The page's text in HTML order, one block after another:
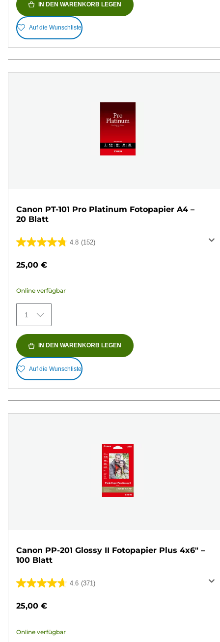
IN DEN WARENKORB LEGEN
Auf die Wunschliste
Canon PT-101 Pro Platinum Fotopapier A4 –
20 Blatt
4.8 (152)
4.8
5
152
Bewertungen
25,00 €
Online verfügbar
1
IN DEN WARENKORB LEGEN
Auf die Wunschliste
Canon PP-201 Glossy II Fotopapier Plus 4x6" –
100 Blatt
4.6 (371)
4.6
371
25,00 €
Online verfügbar